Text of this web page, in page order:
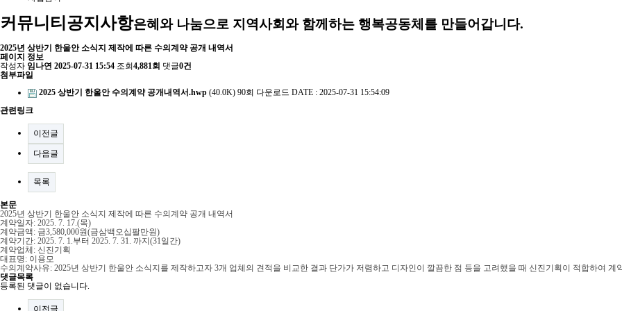
커뮤니티 공지사항은혜와 나눔으로 지역사회와 함께하는 행복공동체를 만들어갑니다.
2025년 상반기 한울안 소식지 제작에 따른 수의계약 공개 내역서
페이지 정보
작성자 임나연 2025-07-31 15:54 조회 4,881회 댓글0건
첨부파일
2025 상반기 한울안 수의계약 공개내역서.hwp (40.0K) 90회 다운로드 DATE : 2025-07-31 15:54:09
관련링크
이전글
다음글
목록
본문
2025년 상반기 한울안 소식지 제작에 따른 수의계약 공개 내역서
계약일자: 2025. 7. 17.(목)
계약금액: 금3,580,000원(금삼백오십팔만원)
계약기간: 2025. 7. 1.부터 2025. 7. 31. 까지(31일간)
계약업체: 신진기획
대표명: 이용모
수의계약사유: 2025년 상반기 한울안 소식지를 제작하고자 3개 업체의 견적을 비교한 결과 단가가 저렴하고 디자인이 깔끔한 점 등을 고려했을 때 신진기획이 적합하여 계
댓글목록
등록된 댓글이 없습니다.
이전글